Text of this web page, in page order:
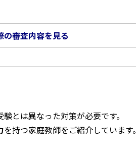
の審査内容を見る
とは異なった対策が必要です。
を持つ家庭教師をご紹介しています。